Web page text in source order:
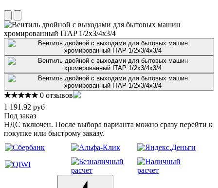
★★★★★ 0 отзывов
1 191.92 руб
Под заказ
НДС включен. После выбора варианта можно сразу перейти к
покупке или быстрому заказу.